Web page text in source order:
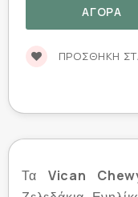
ΠΡΟΣΘΉΚΗ
Τα Vican